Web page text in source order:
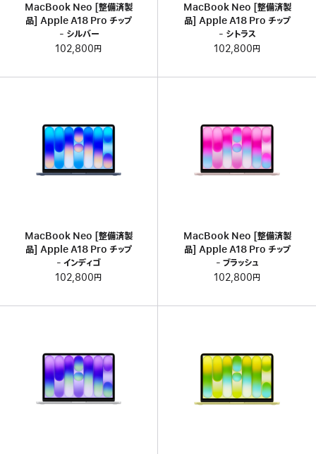
MacBook Neo [整備済製
品] Apple A18 Pro チップ
- シルバー
102,800円
MacBook Neo [整備済製
品] Apple A18 Pro チップ
- シトラス
102,800円
MacBook Neo [整備済製
品] Apple A18 Pro チップ
- インディゴ
102,800円
MacBook Neo [整備済製
品] Apple A18 Pro チップ
- ブラッシュ
102,800円